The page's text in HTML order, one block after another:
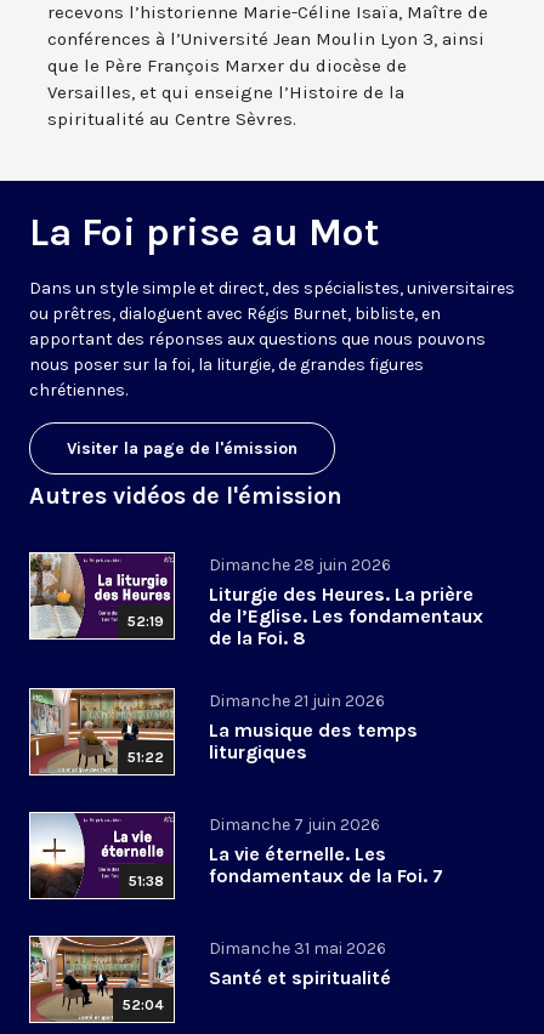
recevons l’historienne Marie-Céline Isaïa, Maître de
conférences à l’Université Jean Moulin Lyon 3, ainsi
que le Père François Marxer du diocèse de
Versailles, et qui enseigne l’Histoire de la
spiritualité au Centre Sèvres.
La Foi prise au Mot
Dans un style simple et direct, des spécialistes, universitaires
ou prêtres, dialoguent avec Régis Burnet, bibliste, en
apportant des réponses aux questions que nous pouvons
nous poser sur la foi, la liturgie, de grandes figures
chrétiennes.
Visiter la page de l'émission
Autres vidéos de l'émission
52:19
Dimanche 28 juin 2026
Liturgie des Heures. La prière
de l’Eglise. Les fondamentaux
de la Foi. 8
51:22
Dimanche 21 juin 2026
La musique des temps
liturgiques
51:38
Dimanche 7 juin 2026
La vie éternelle. Les
fondamentaux de la Foi. 7
52:04
Dimanche 31 mai 2026
Santé et spiritualité